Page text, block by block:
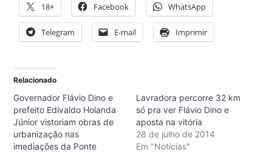
18+ Facebook WhatsApp
Telegram E-mail Imprimir
Relacionado
Governador Flávio Dino e
prefeito Edivaldo Holanda
Júnior vistoriam obras de
urbanização nas
imediações da Ponte
Lavradora percorre 32 km
só pra ver Flávio Dino e
aposta na vitória
28 de julho de 2014
Em "Notícias"